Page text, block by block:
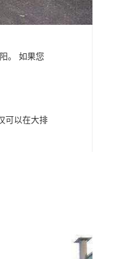
。 如果您
可以在大排